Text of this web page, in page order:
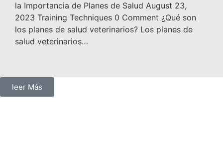
la Importancia de Planes de Salud August 23,
2023 Training Techniques 0 Comment ¿Qué son
los planes de salud veterinarios? Los planes de
salud veterinarios…
leer Más